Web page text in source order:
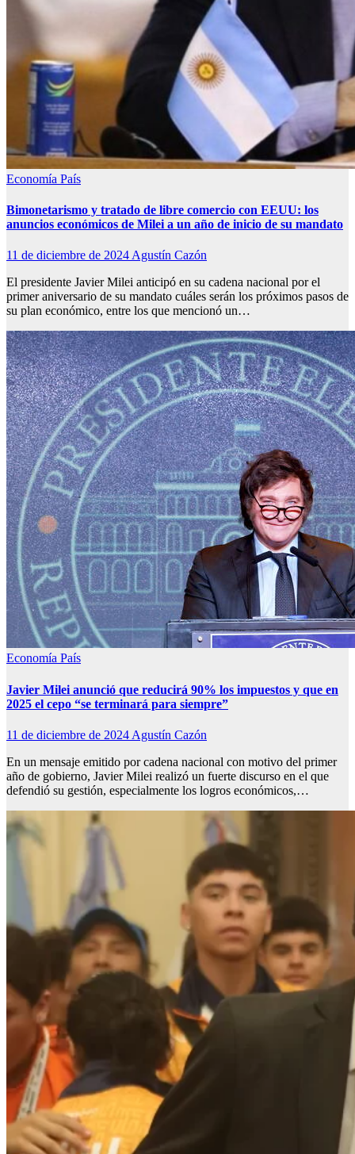
Economía País
Bimonetarismo y tratado de libre comercio con EEUU: los
anuncios económicos de Milei a un año de inicio de su mandato
11 de diciembre de 2024 Agustín Cazón
El presidente Javier Milei anticipó en su cadena nacional por el
primer aniversario de su mandato cuáles serán los próximos pasos de
su plan económico, entre los que mencionó un…
Economía País
Javier Milei anunció que reducirá 90% los impuestos y que en
2025 el cepo “se terminará para siempre”
11 de diciembre de 2024 Agustín Cazón
En un mensaje emitido por cadena nacional con motivo del primer
año de gobierno, Javier Milei realizó un fuerte discurso en el que
defendió su gestión, especialmente los logros económicos,…